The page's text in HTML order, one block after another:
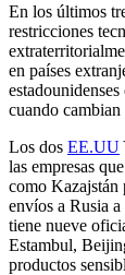
En los últimos
restricciones
en países
cuando
Los dos EE.UU
las empresas
como Kazajstán
envíos a Rusia
tiene nueve
Estambul,
productos